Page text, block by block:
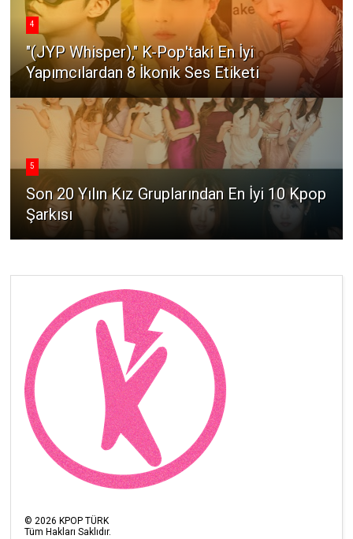
4
"(JYP Whisper)," K-Pop'taki En İyi
Yapımcılardan 8 İkonik Ses Etiketi
5
Son 20 Yılın Kız Gruplarından En İyi 10 Kpop
Şarkısı
©2026 KPOP TÜRK
Tüm Hakları Saklıdır.